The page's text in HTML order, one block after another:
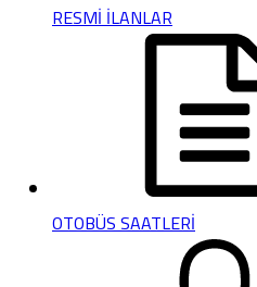
RESMİ İLANLAR
OTOBÜS SAATLERİ